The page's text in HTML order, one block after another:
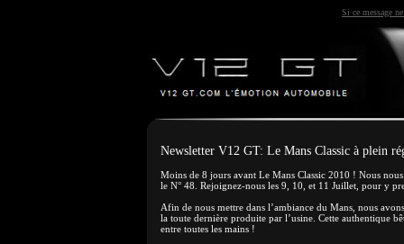
Si ce message
Newsletter V12 GT: Le Mans Classic à plein
Moins de 8 jours avant Le Mans Classic 2010 ! Nous
le N° 48. Rejoignez-nous les 9, 10, et 11 Juillet, pour y
Afin de nous mettre dans l’ambiance du Mans, nous
la toute dernière produite par l’usine. Cette authentique
entre toutes les mains !